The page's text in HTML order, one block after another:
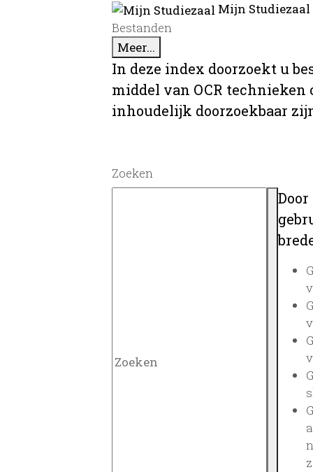
Mijn
Bestanden
Meer...
In deze index doorzoekt u
middel van OCR
inhoudelijk doorzoekbaar
Zoeken